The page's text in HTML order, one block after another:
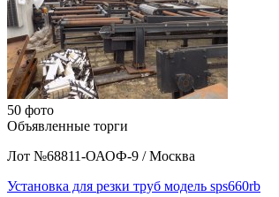
50 фото
Объявленные торги
Лот №68811-ОАОФ-9 / Москва
Установка для резки труб модель sps660rb